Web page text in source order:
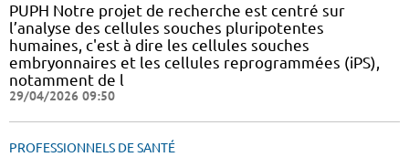
PUPH Notre projet de recherche est centré sur
l’analyse des cellules souches pluripotentes
humaines, c'est à dire les cellules souches
embryonnaires et les cellules reprogrammées (iPS),
notamment de l
29/04/2026 09:50
PROFESSIONNELS DE SANTÉ